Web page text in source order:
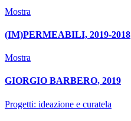
Mostra
(IM)PERMEABILI, 2019-2018
Mostra
GIORGIO BARBERO, 2019
Progetti: ideazione e curatela